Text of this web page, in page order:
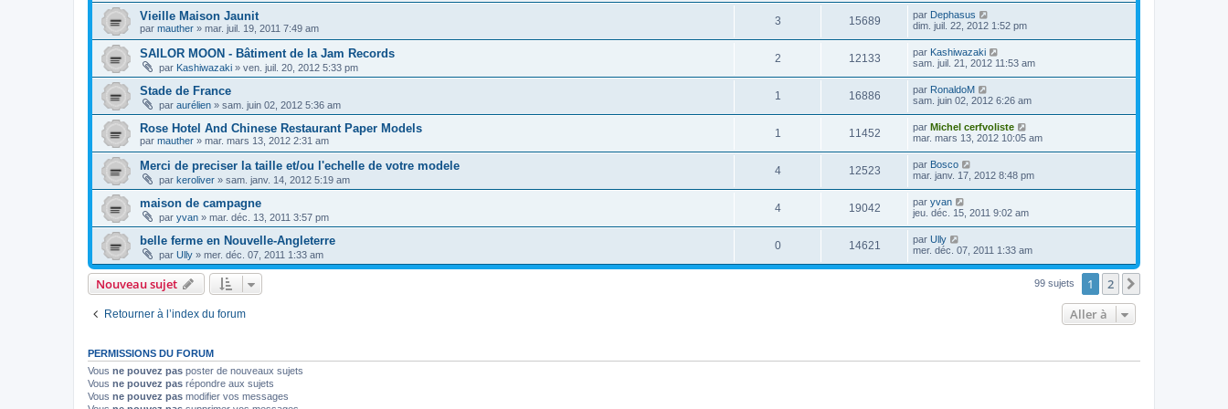
Vieille Maison Jaunit
par mauther » mar. juil. 19, 2011 7:49 am
3 15689 par Dephasus
dim. juil. 22, 2012 1:52 pm
SAILOR MOON - Bâtiment de la Jam Records
par Kashiwazaki » ven. juil. 20, 2012 5:33 pm
2 12133 par Kashiwazaki
sam. juil. 21, 2012 11:53 am
Stade de France
par aurélien » sam. juin 02, 2012 5:36 am
1 16886 par RonaldoM
sam. juin 02, 2012 6:26 am
Rose Hotel And Chinese Restaurant Paper Models
par mauther » mar. mars 13, 2012 2:31 am
1 11452 par Michel cerfvoliste
mar. mars 13, 2012 10:05 am
Merci de preciser la taille et/ou l'echelle de votre modele
par keroliver » sam. janv. 14, 2012 5:19 am
4 12523 par Bosco
mar. janv. 17, 2012 8:48 pm
maison de campagne
par yvan » mar. déc. 13, 2011 3:57 pm
4 19042 par yvan
jeu. déc. 15, 2011 9:02 am
belle ferme en Nouvelle-Angleterre
par Ully » mer. déc. 07, 2011 1:33 am
0 14621 par Ully
mer. déc. 07, 2011 1:33 am
Nouveau sujet 99 sujets 1 2
Retourner à l’index du forum Aller à
PERMISSIONS DU FORUM
Vous ne pouvez pas poster de nouveaux sujets
Vous ne pouvez pas répondre aux sujets
Vous ne pouvez pas modifier vos messages